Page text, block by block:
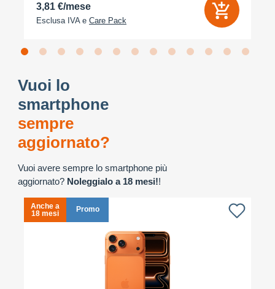
3,81 €/mese
Esclusa IVA e Care Pack
Vuoi lo
smartphone
sempre
aggiornato?
Vuoi avere sempre lo smartphone più
aggiornato? Noleggialo a 18 mesi!!
Anche a
18 mesi
Promo